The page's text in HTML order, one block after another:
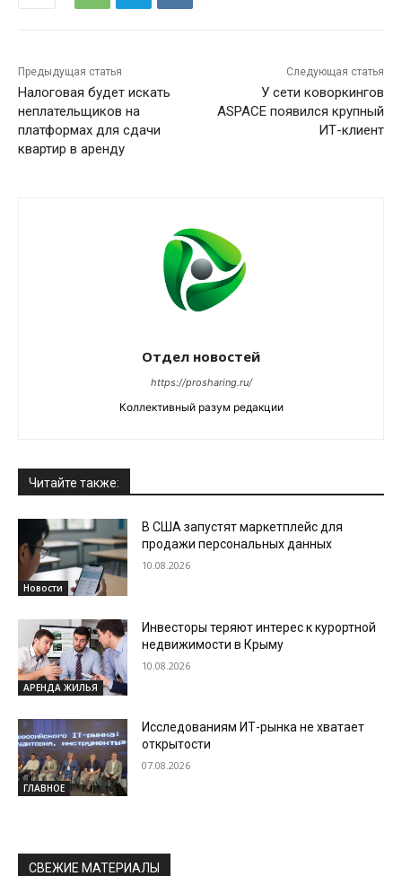
Предыдущая статья
Налоговая будет искать
неплательщиков на
платформах для сдачи
квартир в аренду
Следующая статья
У сети коворкингов
ASPACE появился крупный
ИТ-клиент
Отдел новостей
https://prosharing.ru/
Коллективный разум редакции
Читайте также:
Новости
В США запустят маркетплейс для
продажи персональных данных
10.08.2026
АРЕНДА ЖИЛЬЯ
Инвесторы теряют интерес к курортной
недвижимости в Крыму
10.08.2026
ГЛАВНОЕ
Исследованиям ИТ-рынка не хватает
открытости
07.08.2026
СВЕЖИЕ МАТЕРИАЛЫ